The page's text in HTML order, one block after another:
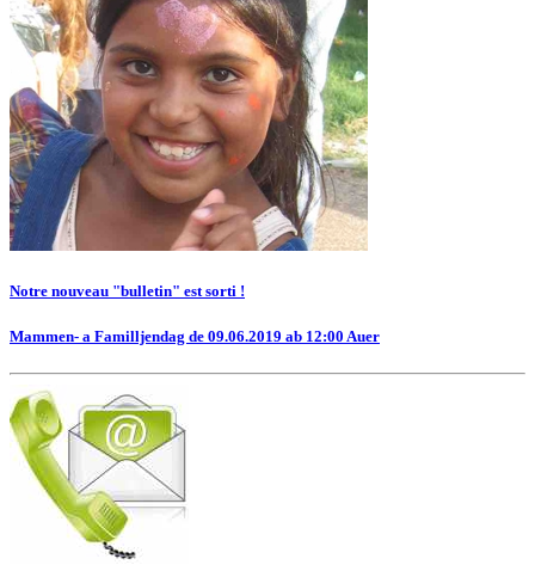
Notre nouveau "bulletin" est sorti !
Mammen- a Familljendag de 09.06.2019 ab 12:00 Auer